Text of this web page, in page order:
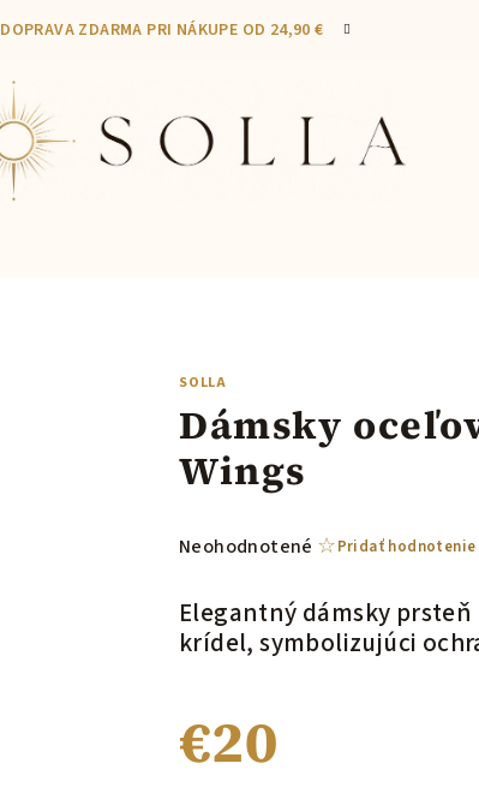
DOPRAVA ZDARMA PRI NÁKUPE OD 24,90 €
SOLLA
Dámsky
Wings
Priemerné
produktu
je
hviezdičiek.
Neohodnotené Pridať hodnotenie
Elegantný dámsky
krídel, symbolizujúci
€20